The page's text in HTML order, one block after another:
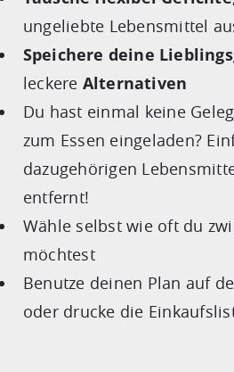
ungeliebte Lebensmittel
Speichere deine
leckere Alternativen
Du hast einmal keine
zum Essen eingeladen?
dazugehörigen
entfernt!
Wähle selbst wie oft du
möchtest
Benutze deinen Plan auf
oder drucke die